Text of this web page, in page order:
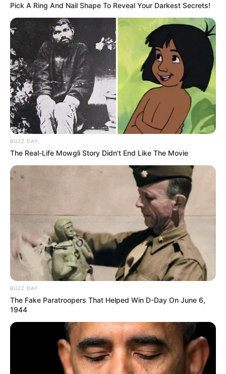
ΣΠΑΜΕ ΤΟ ΜΑΤΡΙΞ – ΤΟ ΒΙΒΛΙΟ
Pick A Ring And Nail Shape To Reveal Your Darkest Secrets!
BUZZ DAY
The Real-Life Mowgli Story Didn't End Like The Movie
BUZZ DAY
The Fake Paratroopers That Helped Win D-Day On June 6,
1944